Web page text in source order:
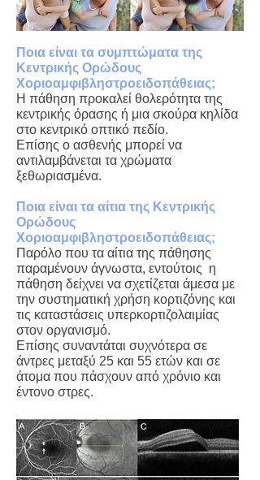
Ποια είναι τα συμπτώματα της
Κεντρικής Ορώδους
Χοριοαμφιβληστροειδοπάθειας;
Η πάθηση προκαλεί θολερότητα της
κεντρικής όρασης ή μια σκούρα κηλίδα
στο κεντρικό οπτικό πεδίο.
Επίσης ο ασθενής μπορεί να
αντιλαμβάνεται τα χρώματα
ξεθωριασμένα.
Ποια είναι τα αίτια της Κεντρικής
Ορώδους
Χοριοαμφιβληστροειδοπάθειας;
Παρόλο που τα αίτια της πάθησης
παραμένουν άγνωστα, εντούτοις η
πάθηση δείχνει να σχετίζεται άμεσα με
την συστηματική χρήση κορτιζόνης και
τις καταστάσεις υπερκορτιζολαιμίας
στον οργανισμό.
Επίσης συναντάται συχνότερα σε
άντρες μεταξύ 25 και 55 ετών και σε
άτομα που πάσχουν από χρόνιο και
έντονο στρες.